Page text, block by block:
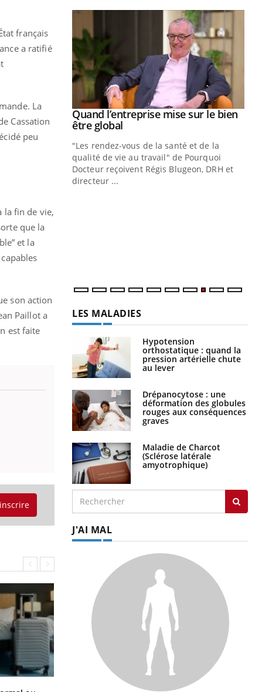
français
a ratifié
La
Cassation
peu
la fin de vie,
que la
et la
son action
Paillot a
est faite
diabèteYoutube
c'est votre
Youtube
Quand l’entreprise mise sur le bien
être globalYoutube
"Les rendez-vous de la santé et de la
qualité de vie au travail" de Pourquoi
Docteur reçoivent Régis Blugeon, DRH et
directeur ...
LES MALADIES
Hypotension
orthostatique : quand la
pression artérielle chute
au lever
Drépanocytose : une
déformation des globules
rouges aux conséquences
graves
Maladie de Charcot
(Sclérose latérale
amyotrophique)
J'AI MAL